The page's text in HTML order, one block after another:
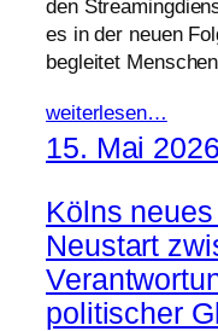
den
es in der neuen
begleitet
weiterlesen…
15. Mai 2026
Kölns
Neustart
politischer